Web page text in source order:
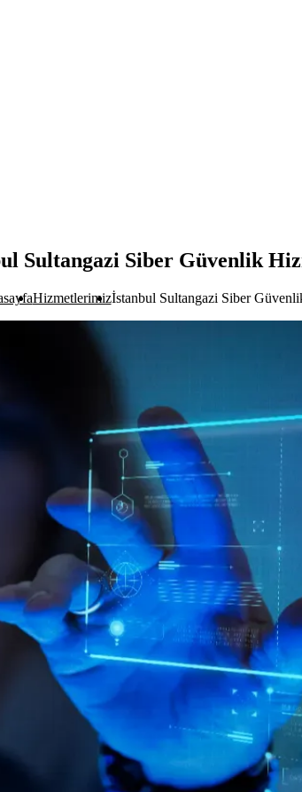
Sultangazi Siber Güvenlik
Hizmetlerimizİstanbul Sultangazi Siber